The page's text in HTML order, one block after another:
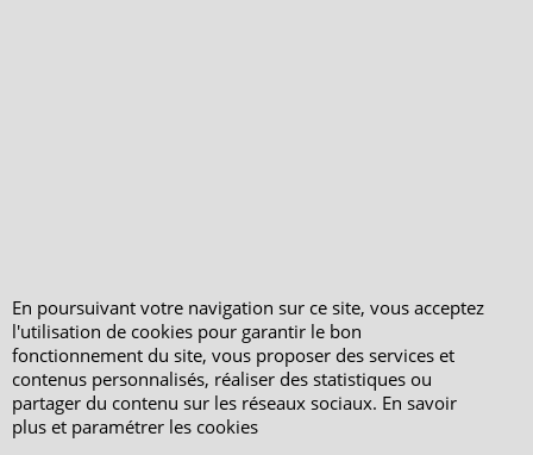
En poursuivant votre navigation sur ce site, vous acceptez
l'utilisation de cookies pour garantir le bon
fonctionnement du site, vous proposer des services et
contenus personnalisés, réaliser des statistiques ou
partager du contenu sur les réseaux sociaux. En savoir
plus et paramétrer les cookies